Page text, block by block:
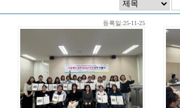
등록일:25-11-25